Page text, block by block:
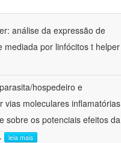
análise da expressão de
mediada por linfócitos t helper
hospedeiro e
vias moleculares inflamatórias
sobre os potenciais efeitos da
leia mais